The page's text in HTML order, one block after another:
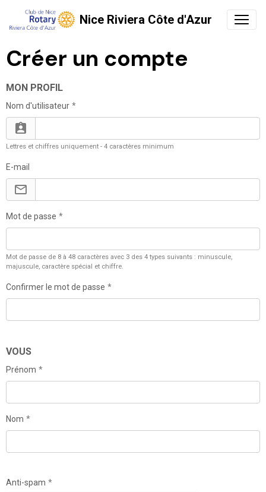
Nice Riviera Côte d'Azur
Créer un compte
MON PROFIL
Nom d'utilisateur
Lettres et chiffres uniquement - 4 caractères minimum
E-mail
Mot de passe
Mot de passe de 8 à 48 caractères avec 3 des 4 types suivants : minuscule,
majuscule, caractère spécial et chiffre.
Confirmer le mot de passe
VOUS
Prénom
Nom
Anti-spam